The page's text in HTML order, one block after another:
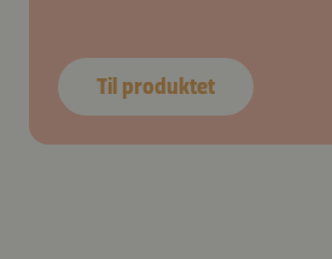
Til produktet